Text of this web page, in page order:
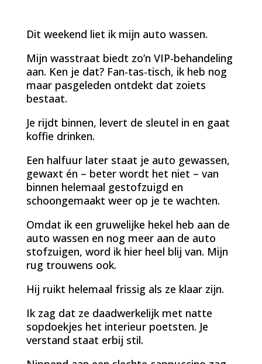
Dit weekend liet ik mijn auto wassen.
Mijn wasstraat biedt zo’n VIP-behandeling
aan. Ken je dat? Fan-tas-tisch, ik heb nog
maar pasgeleden ontdekt dat zoiets
bestaat.
Je rijdt binnen, levert de sleutel in en gaat
koffie drinken.
Een halfuur later staat je auto gewassen,
gewaxt én – beter wordt het niet – van
binnen helemaal gestofzuigd en
schoongemaakt weer op je te wachten.
Omdat ik een gruwelijke hekel heb aan de
auto wassen en nog meer aan de auto
stofzuigen, word ik hier heel blij van. Mijn
rug trouwens ook.
Hij ruikt helemaal frissig als ze klaar zijn.
Ik zag dat ze daadwerkelijk met natte
sopdoekjes het interieur poetsten. Je
verstand staat erbij stil.